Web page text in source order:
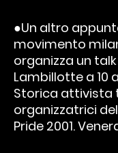
●Un altro
movimento
organizza un
Lambillotte a 10
Storica attivista
organizzatrici
Pride 2001.